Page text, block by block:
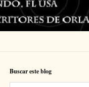
Buscar este blog